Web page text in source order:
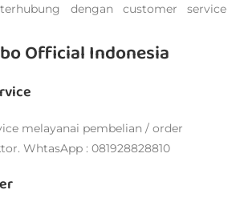
dengan customer service
Official Indonesia
melayanai pembelian / order
WhtasApp : 081928828810